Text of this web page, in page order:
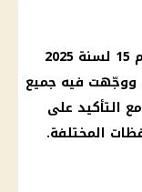
الكتاب الدوري رقم 15 لسنة 2025
ووجّهت فيه جميع
التأكيد على
المختلفة.